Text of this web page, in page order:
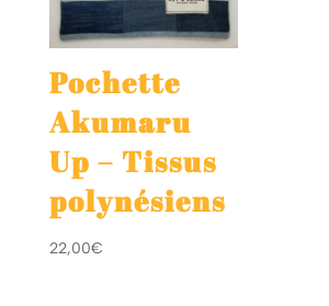
Pochette
Akumaru
Up – Tissus
polynésiens
22,00€